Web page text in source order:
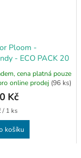
Ploom -
- ECO PACK 20
cena platná pouze
online prodej (96 ks)
Kč
/ 1 ks
košíku